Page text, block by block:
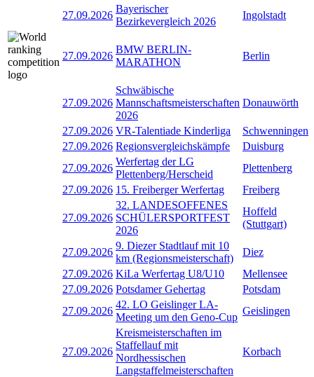
27.09.2026
Bayerischer
Bezirkevergleich 2026
Ingolstadt
27.09.2026
BMW BERLIN-
MARATHON
Berlin
27.09.2026
Schwäbische
Mannschaftsmeisterschaften
2026
Donauwörth
27.09.2026 VR-Talentiade Kinderliga
Schwenningen
27.09.2026 Regionsvergleichskämpfe
Duisburg
27.09.2026
Werfertag der LG
Plettenberg/Herscheid
Plettenberg
27.09.2026 15. Freiberger Werfertag Freiberg
27.09.2026
32. LANDESOFFENES
SCHÜLERSPORTFEST
2026
Hoffeld
(Stuttgart)
27.09.2026
9. Diezer Stadtlauf mit 10
km (Regionsmeisterschaft)
Diez
27.09.2026 KiLa Werfertag U8/U10
Mellensee
27.09.2026 Potsdamer Gehertag
Potsdam
27.09.2026
42. LO Geislinger LA-
Meeting um den Geno-Cup
Geislingen
27.09.2026
Kreismeisterschaften im
Staffellauf mit
Nordhessischen
Langstaffelmeisterschaften
Korbach